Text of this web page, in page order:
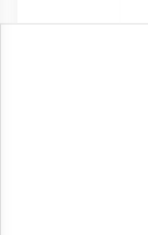
Picadillo
B- JAM-